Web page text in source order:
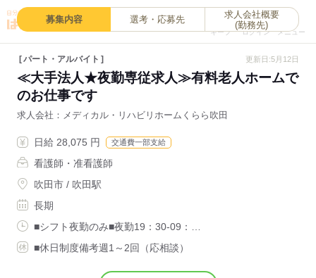
キープ
0
ログイン メニュー
募集内容 選考・応募先
求人会社概要
(勤務先)
パート・アルバイト 更新日:5月12日
≪大手法人★夜勤専従求人≫有料老人ホームで
のお仕事です
求人会社 メディカル・リハビリホームくらら吹田
日給 28,075 円 交通費一部支給
看護師・准看護師
吹田市 / 吹田駅
長期
■シフト夜勤のみ■夜勤19：30-09：…
■休日制度備考週1～2回（応相談）